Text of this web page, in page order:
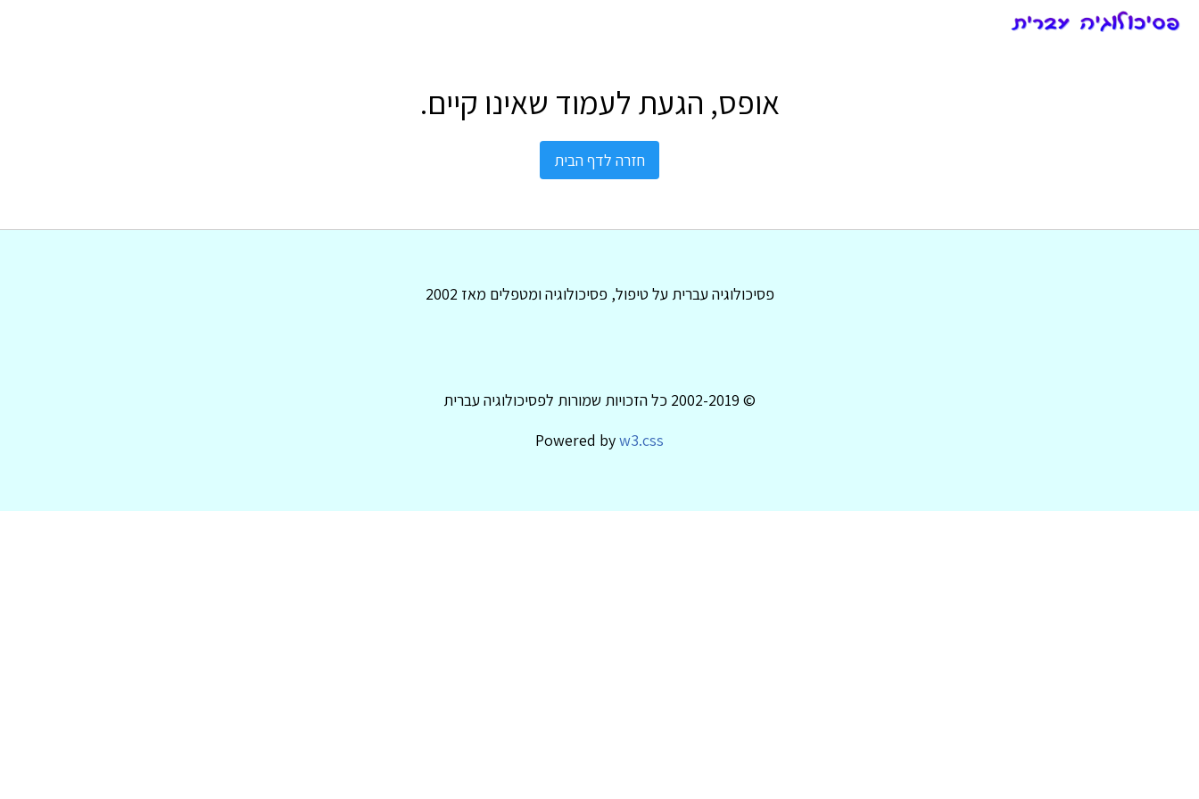
אופס, הגעת לעמוד שאינו קיים.
חזרה לדף הבית
פסיכולוגיה עברית על טיפול, פסיכולוגיה ומטפלים מאז 2002
© 2002-2019 כל הזכויות שמורות לפסיכולוגיה עברית
Powered byw3.css